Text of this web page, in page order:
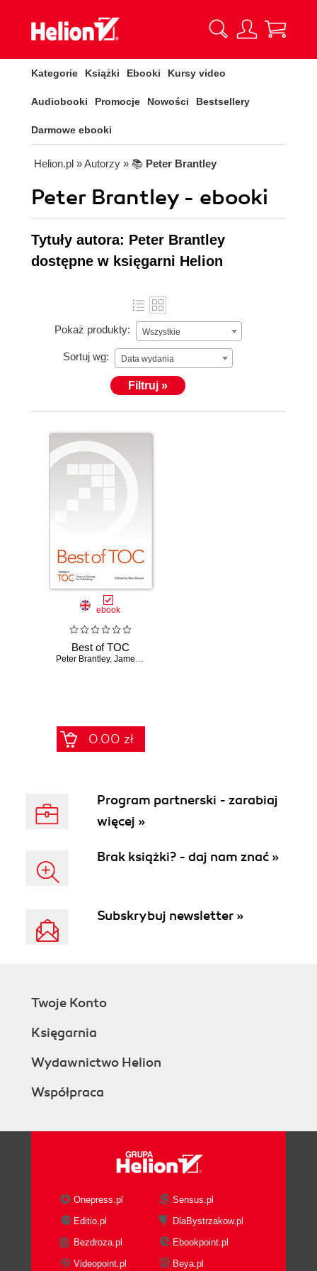
Kategorie Książki Ebooki Kursy video
Audiobooki Promocje Nowości Bestsellery
Darmowe ebooki
Helion.pl » Autorzy » 📚 Peter Brantley
Peter Brantley - ebooki
Tytuły autora: Peter Brantley
dostępne w księgarni Helion
Pokaż produkty: Wszystkie
Sortuj wg: Data wydania
Filtruj »
ebook
Best of TOC
Peter Brantley, James Bridle
0.00 zł
Program partnerski - zarabiaj
więcej »
Brak książki? - daj nam znać »
Subskrybuj newsletter »
Twoje Konto
Księgarnia
Wydawnictwo Helion
Współpraca
Onepress.pl
Sensus.pl
Editio.pl
DlaBystrzakow.pl
Bezdroza.pl
Ebookpoint.pl
Videopoint.pl
Beya.pl